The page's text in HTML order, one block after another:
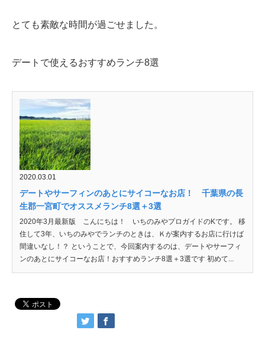
とても素敵な時間が過ごせました。
デートで使えるおすすめランチ8選
2020.03.01
デートやサーフィンのあとにサイコーなお店！ 千葉県の長
生郡一宮町でオススメランチ8選＋3選
2020年3月最新版 こんにちは！ いちのみやプロガイドのKです。 移
住して3年、いちのみやでランチのときは、Ｋが案内するお店に行けば
間違いなし！？ ということで、今回案内するのは、デートやサーフィ
ンのあとにサイコーなお店！おすすめランチ8選＋3選です 初めて...